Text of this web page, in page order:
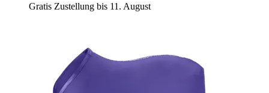
Gratis Zustellung bis 11. August